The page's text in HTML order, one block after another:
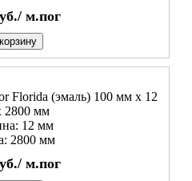
м.пог
Florida (эмаль) 100 мм х 12
2800 мм
12 мм
2800 мм
м.пог